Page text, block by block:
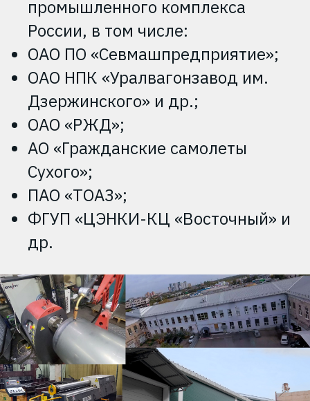
промышленного комплекса
России, в том числе:
ОАО ПО «Севмашпредприятие»;
ОАО НПК «Уралвагонзавод им.
Дзержинского» и др.;
ОАО «РЖД»;
АО «Гражданские самолеты
Сухого»;
ПАО «ТОАЗ»;
ФГУП «ЦЭНКИ-КЦ «Восточный» и
др.